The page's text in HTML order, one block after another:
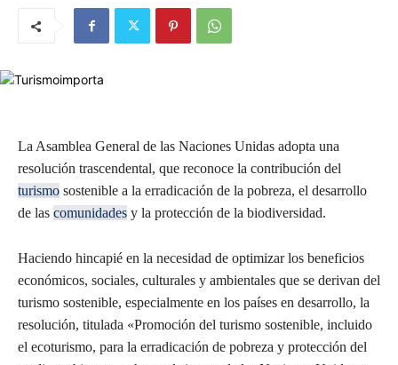
La Asamblea General de las Naciones Unidas adopta una
resolución trascendental, que reconoce la contribución del
turismo sostenible a la erradicación de la pobreza, el desarrollo
de las comunidades y la protección de la biodiversidad.
Haciendo hincapié en la necesidad de optimizar los beneficios
económicos, sociales, culturales y ambientales que se derivan del
turismo sostenible, especialmente en los países en desarrollo, la
resolución, titulada «Promoción del turismo sostenible, incluido
el ecoturismo, para la erradicación de pobreza y protección del